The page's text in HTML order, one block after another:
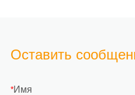
Оставить
*Имя